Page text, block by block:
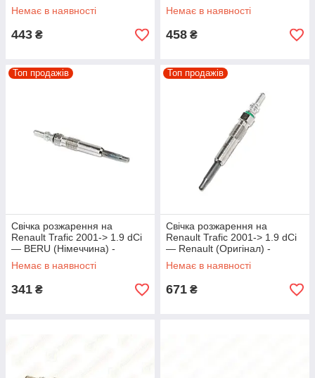
Немає в наявності
443 ₴
Немає в наявності
458 ₴
Топ продажів
Свічка розжарення на
Renault Trafic 2001-> 1.9 dCi
— BERU (Німеччина) -
GN018
Немає в наявності
341 ₴
Топ продажів
Свічка розжарення на
Renault Trafic 2001-> 1.9 dCi
— Renault (Оригінал) -
8200490950
Немає в наявності
671 ₴